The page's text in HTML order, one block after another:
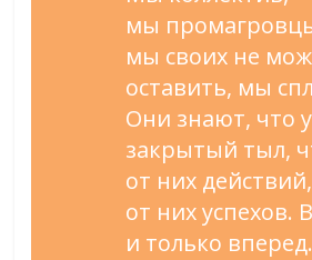
мы
мы своих не
оставить, мы
Они знают, что у
закрытый тыл,
от них
от них успехов.
и только вперед.